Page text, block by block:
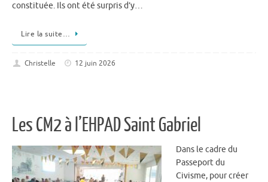
constituée. Ils ont été surpris d’y…
Lire la suite…
Christelle 12 juin 2026
Les CM2 à l’EHPAD Saint Gabriel
Dans le cadre du
Passeport du
Civisme, pour créer